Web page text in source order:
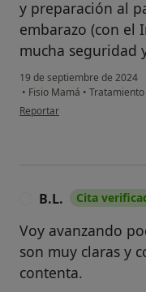
y preparación al
embarazo (con el
mucha seguridad
19 de septiembre de 2024
• Fisio Mamá •
en opinión del usuario Esther
Reportar
B.L. Cita
Voy avanzando
son muy claras y
contenta.